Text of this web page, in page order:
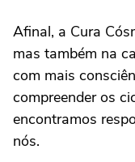
Afinal, a Cura
mas também na
com mais
compreender os
encontramos
nós.